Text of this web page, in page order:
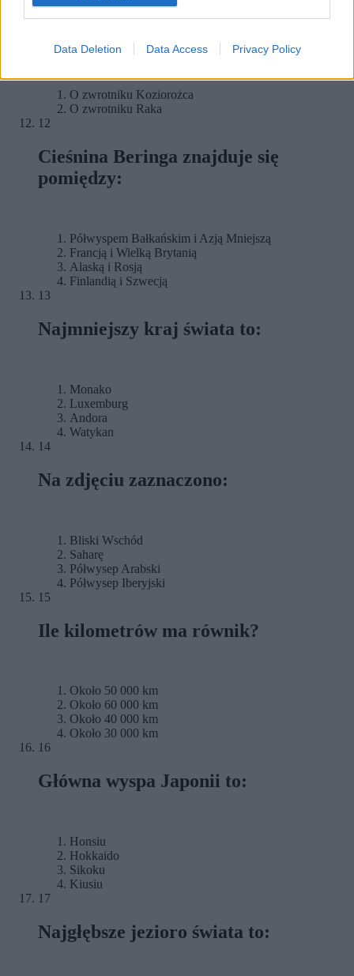
Data Deletion Data Access Privacy Policy
astronomiczne lato.
O zwrotniku Koziorożca
O zwrotniku Raka
12
Cieśnina Beringa znajduje się
pomiędzy:
Półwyspem Bałkańskim i Azją Mniejszą
Francją i Wielką Brytanią
Alaską i Rosją
Finlandią i Szwecją
13
Najmniejszy kraj świata to:
Monako
Luxemburg
Andora
Watykan
14
Na zdjęciu zaznaczono:
Bliski Wschód
Saharę
Półwysep Arabski
Półwysep Iberyjski
15
Ile kilometrów ma równik?
Około 50 000 km
Około 60 000 km
Około 40 000 km
Około 30 000 km
16
Główna wyspa Japonii to:
Honsiu
Hokkaido
Sikoku
Kiusiu
17
Najgłębsze jezioro świata to: